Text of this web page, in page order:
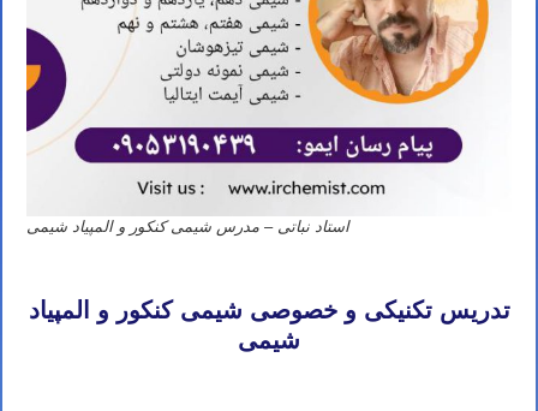
استاد نباتی – مدرس شیمی کنکور و المپیاد شیمی
تدریس تکنیکی و خصوصی شیمی کنکور و المپیاد
شیمی